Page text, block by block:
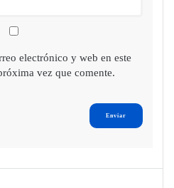
electrónico y web en este
vez que comente.